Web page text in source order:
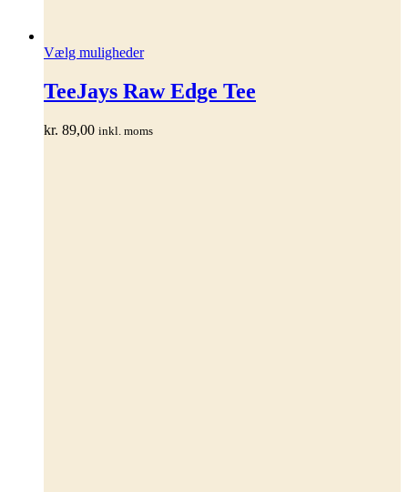
Vælg mulighederDette
har
flere
Mulighederne
TeeJays Raw Edge Tee
kr. 89,00 inkl. moms